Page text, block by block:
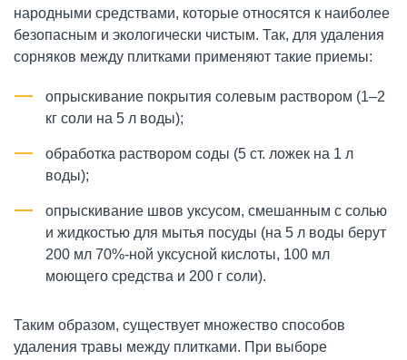
народными средствами, которые относятся к наиболее
безопасным и экологически чистым. Так, для удаления
сорняков между плитками применяют такие приемы:
опрыскивание покрытия солевым раствором (1–2
кг соли на 5 л воды);
обработка раствором соды (5 ст. ложек на 1 л
воды);
опрыскивание швов уксусом, смешанным с солью
и жидкостью для мытья посуды (на 5 л воды берут
200 мл 70%-ной уксусной кислоты, 100 мл
моющего средства и 200 г соли).
Таким образом, существует множество способов
удаления травы между плитками. При выборе